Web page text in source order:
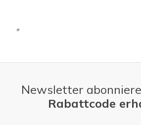
Newsletter
Rabattcode